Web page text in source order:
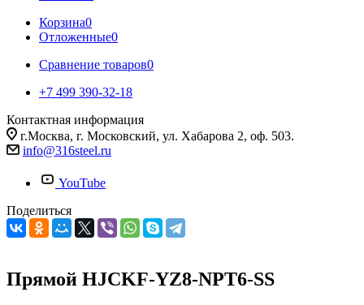
Корзина0
Отложенные0
Сравнение товаров0
+7 499 390-32-18
Контактная информация
г.Москва, г. Московский, ул. Хабарова 2, оф. 503.
info@316steel.ru
YouTube
Поделиться
Прямой HJCKF-YZ8-NPT6-SS